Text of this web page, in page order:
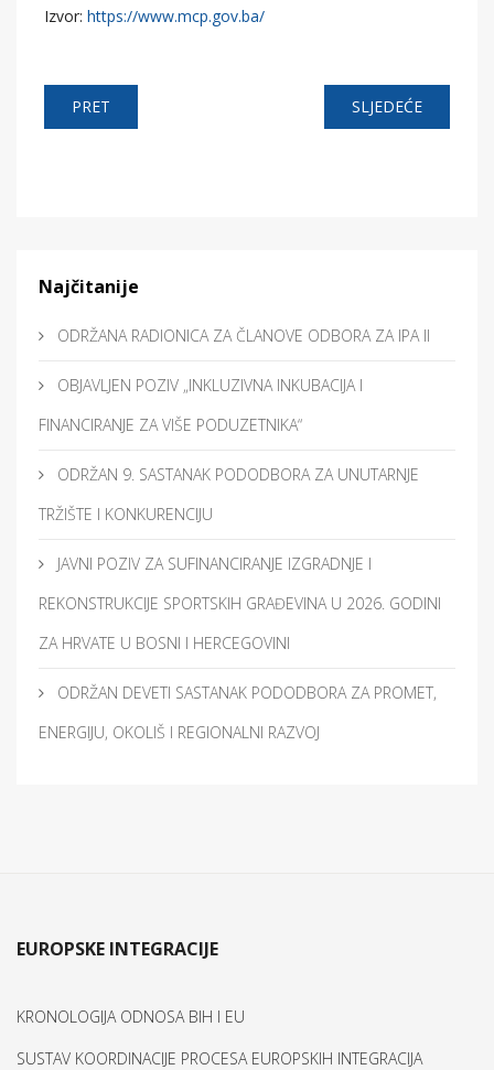
Izvor: https://www.mcp.gov.ba/
PRET SLJEDEĆE
Najčitanije
ODRŽANA RADIONICA ZA ČLANOVE ODBORA ZA IPA II
OBJAVLJEN POZIV „INKLUZIVNA INKUBACIJA I
FINANCIRANJE ZA VIŠE PODUZETNIKA“
ODRŽAN 9. SASTANAK PODODBORA ZA UNUTARNJE
TRŽIŠTE I KONKURENCIJU
JAVNI POZIV ZA SUFINANCIRANJE IZGRADNJE I
REKONSTRUKCIJE SPORTSKIH GRAĐEVINA U 2026. GODINI
ZA HRVATE U BOSNI I HERCEGOVINI
ODRŽAN DEVETI SASTANAK PODODBORA ZA PROMET,
ENERGIJU, OKOLIŠ I REGIONALNI RAZVOJ
EUROPSKE INTEGRACIJE
KRONOLOGIJA ODNOSA BIH I EU
SUSTAV KOORDINACIJE PROCESA EUROPSKIH INTEGRACIJA